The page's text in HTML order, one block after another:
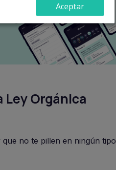
Ley Orgánica
no te pillen en ningún tipo
Aceptar